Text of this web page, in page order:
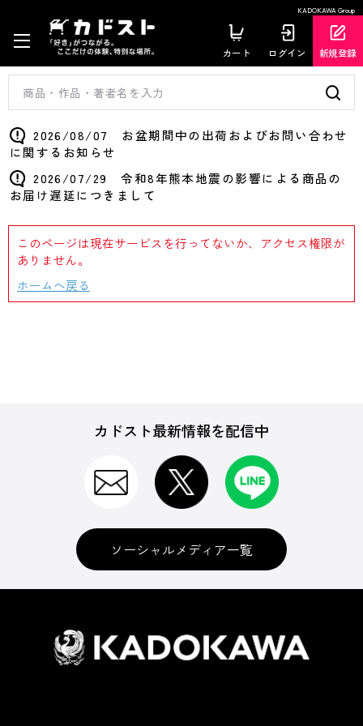
KADOKAWA Group
カート ログイン 新規登録
2026/08/07 お盆期間中の出荷およびお問い合わせ
に関するお知らせ
2026/07/29 令和8年熊本地震の影響による商品の
お届け遅延につきまして
このページは現在サービスを行ってないか、アクセス権限が
ありません。
ホームへ戻る
カドスト最新情報を配信中
ソーシャルメディア一覧